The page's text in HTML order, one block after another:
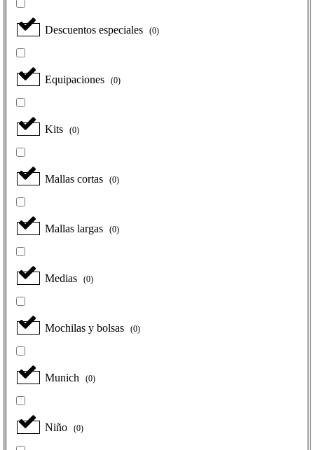
Descuentos especiales (0)
Equipaciones (0)
Kits (0)
Mallas cortas (0)
Mallas largas (0)
Medias (0)
Mochilas y bolsas (0)
Munich (0)
Niño (0)